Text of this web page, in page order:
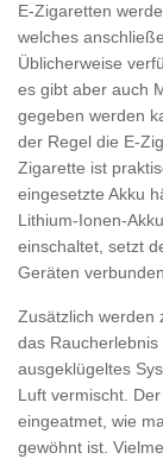
E-Zigaretten
welches
Üblicherweise
es gibt aber auch
gegeben werden
der Regel die E-
Zigarette ist
eingesetzte Akku
Lithium-Ionen-
einschaltet, setzt
Geräten
Zusätzlich werden
das
ausgeklügeltes
Luft vermischt.
eingeatmet, wie
gewöhnt ist.